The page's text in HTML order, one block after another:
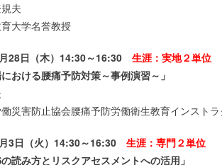
夫
大学名誉教授
28日（木）14:30～16:30 生涯：実地２単位
における腰痛予防対策～事例演習～」
災害防止協会腰痛予防労働衛生教育インスト
3日（火）14:30～16:30 生涯：専門２単位
の読み方とリスクアセスメントへの活用」